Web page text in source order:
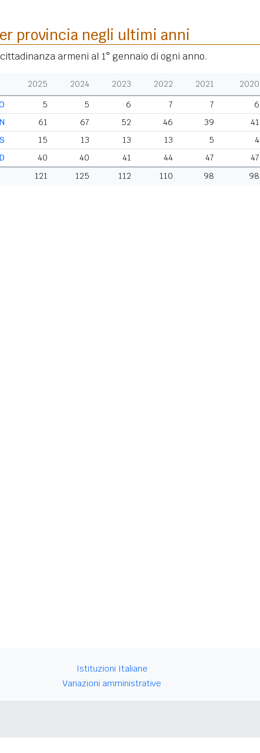
provincia negli ultimi anni
armeni al 1° gennaio di ogni anno.
2025 2024 2023 2022 2021
2020
5 5 6 7 7
6
61 67 52 46 39
41
15 13 13 13 5
4
40 40 41 44 47
47
121 125 112 110 98 98
Istituzioni Italiane
Variazioni amministrative